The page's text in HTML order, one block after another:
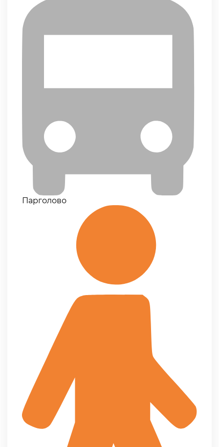
Парголово